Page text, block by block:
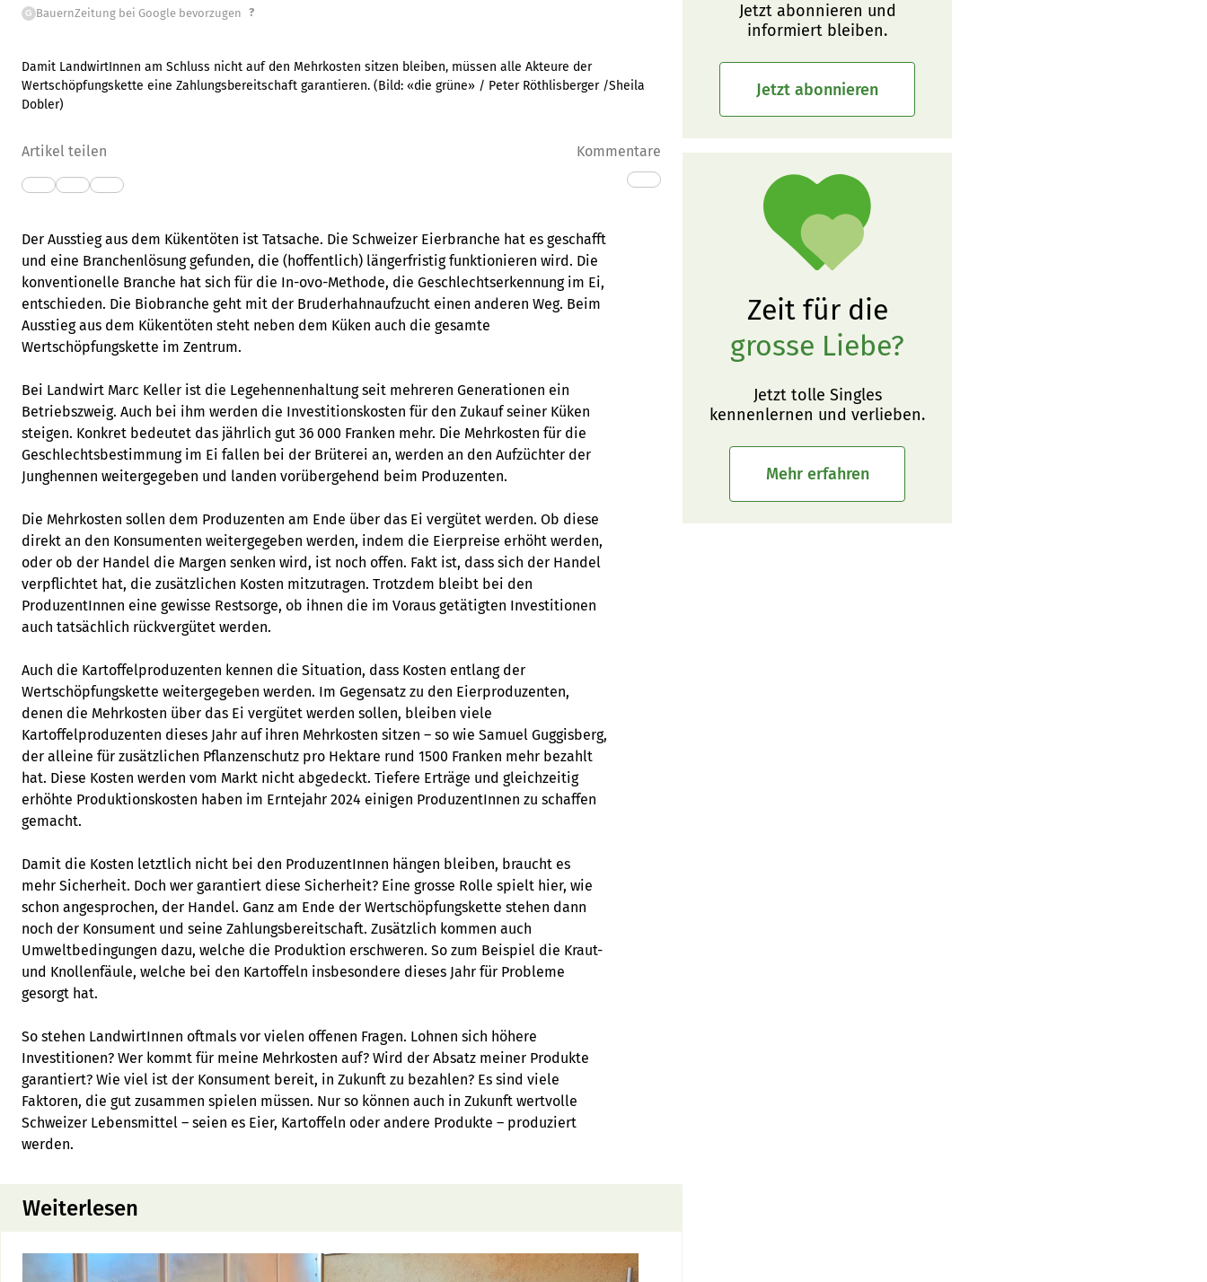
G BauernZeitung bei Google bevorzugen ?
Damit LandwirtInnen am Schluss nicht auf den Mehrkosten sitzen bleiben, müssen alle Akteure der
Wertschöpfungskette eine Zahlungsbereitschaft garantieren. (Bild: «die grüne» / Peter Röthlisberger /Sheila
Dobler)
Artikel teilen Kommentare
Der Ausstieg aus dem Kükentöten ist Tatsache. Die Schweizer Eierbranche hat es geschafft
und eine Branchenlösung gefunden, die (hoffentlich) längerfristig funktionieren wird. Die
konventionelle Branche hat sich für die In-ovo-Methode, die Geschlechtserkennung im Ei,
entschieden. Die Biobranche geht mit der Bruderhahnaufzucht einen anderen Weg. Beim
Ausstieg aus dem Kükentöten steht neben dem Küken auch die gesamte
Wertschöpfungskette im Zentrum.
Bei Landwirt Marc Keller ist die Legehennenhaltung seit mehreren Generationen ein
Betriebszweig. Auch bei ihm werden die Investitionskosten für den Zukauf seiner Küken
steigen. Konkret bedeutet das jährlich gut 36 000 Franken mehr. Die Mehrkosten für die
Geschlechtsbestimmung im Ei fallen bei der Brüterei an, werden an den Aufzüchter der
Junghennen weitergegeben und landen vorübergehend beim Produzenten.
Die Mehrkosten sollen dem Produzenten am Ende über das Ei vergütet werden. Ob diese
direkt an den Konsumenten weitergegeben werden, indem die Eierpreise erhöht werden,
oder ob der Handel die Margen senken wird, ist noch offen. Fakt ist, dass sich der Handel
verpflichtet hat, die zusätzlichen Kosten mitzutragen. Trotzdem bleibt bei den
ProduzentInnen eine gewisse Restsorge, ob ihnen die im Voraus getätigten Investitionen
auch tatsächlich rückvergütet werden.
Auch die Kartoffelproduzenten kennen die Situation, dass Kosten entlang der
Wertschöpfungskette weitergegeben werden. Im Gegensatz zu den Eierproduzenten,
denen die Mehrkosten über das Ei vergütet werden sollen, bleiben viele
Kartoffelproduzenten dieses Jahr auf ihren Mehrkosten sitzen – so wie Samuel Guggisberg,
der alleine für zusätzlichen Pflanzenschutz pro Hektare rund 1500 Franken mehr bezahlt
hat. Diese Kosten werden vom Markt nicht abgedeckt. Tiefere Erträge und gleichzeitig
erhöhte Produktionskosten haben im Erntejahr 2024 einigen ProduzentInnen zu schaffen
gemacht.
Damit die Kosten letztlich nicht bei den ProduzentInnen hängen bleiben, braucht es
mehr Sicherheit. Doch wer garantiert diese Sicherheit? Eine grosse Rolle spielt hier, wie
schon angesprochen, der Handel. Ganz am Ende der Wertschöpfungskette stehen dann
noch der Konsument und seine Zahlungsbereitschaft. Zusätzlich kommen auch
Umweltbedingungen dazu, welche die Produktion erschweren. So zum Beispiel die Kraut-
und Knollenfäule, welche bei den Kartoffeln insbesondere dieses Jahr für Probleme
gesorgt hat.
So stehen LandwirtInnen oftmals vor vielen offenen Fragen. Lohnen sich höhere
Investitionen? Wer kommt für meine Mehrkosten auf? Wird der Absatz meiner Produkte
garantiert? Wie viel ist der Konsument bereit, in Zukunft zu bezahlen? Es sind viele
Faktoren, die gut zusammen spielen müssen. Nur so können auch in Zukunft wertvolle
Schweizer Lebensmittel – seien es Eier, Kartoffeln oder andere Produkte – produziert
werden.
Weiterlesen
Jetzt abonnieren und
informiert bleiben.
Jetzt abonnieren
Zeit für die
grosse Liebe?
Jetzt tolle Singles
kennenlernen und verlieben.
Mehr erfahren